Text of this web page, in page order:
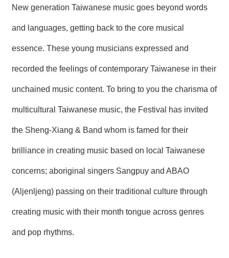
New generation Taiwanese music goes beyond words
and languages, getting back to the core musical
essence. These young musicians expressed and
recorded the feelings of contemporary Taiwanese in their
unchained music content. To bring to you the charisma of
multicultural Taiwanese music, the Festival has invited
the Sheng-Xiang & Band whom is famed for their
brilliance in creating music based on local Taiwanese
concerns; aboriginal singers Sangpuy and ABAO
(Aljenljeng) passing on their traditional culture through
creating music with their month tongue across genres
and pop rhythms.